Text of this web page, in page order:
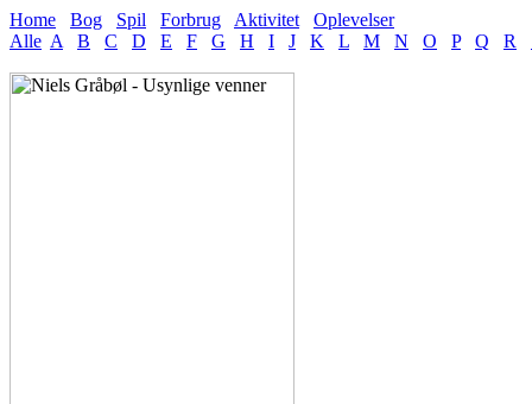
Home Bog Spil Forbrug Aktivitet
Oplevelser
Alle A B C D E F G H I J K L M N O P Q R